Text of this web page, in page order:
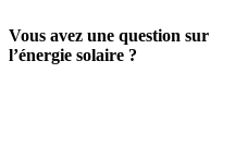
Vous avez une question sur
l’énergie solaire ?